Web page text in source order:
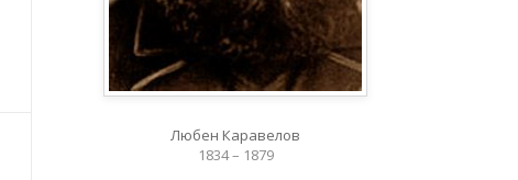
Любен Каравелов
1834 – 1879